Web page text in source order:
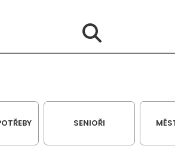
SENIOŘI